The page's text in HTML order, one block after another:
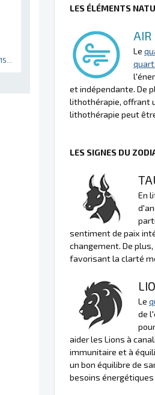
LES ÉLÉMENTS
AIR
Le
et indépendante. De
lithothérapie, offrant
lithothérapie peut
LES SIGNES DU
En
sentiment de paix
changement. De
favorisant la clarté
Le
de
aider les Lions à
immunitaire et à
un bon équilibre de
besoins énergétiques